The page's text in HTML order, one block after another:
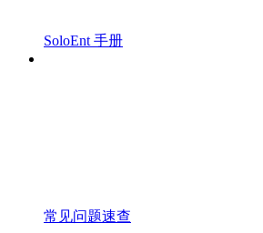
SoloEnt 手册
常见问题速查